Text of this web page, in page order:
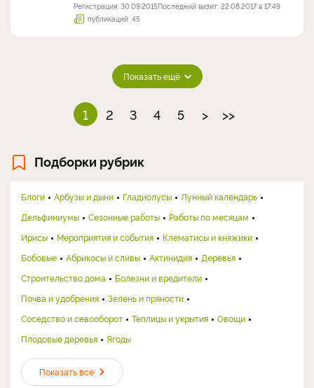
Регистрация: 30.09.2015Последний визит: 22.08.2017 в 17:49
публикаций: 45
Показать ещё
1 2 3 4 5 > >>
Подборки рубрик
Блоги Арбузы и дыни Гладиолусы
Лунный календарь
Дельфиниумы
Сезонные работы
Работы по месяцам
Ирисы
Мероприятия и события
Клематисы и княжики
Бобовые
Абрикосы и сливы Актинидия
Деревья
Строительство дома
Болезни и вредители
Почва и удобрения
Зелень и пряности
Соседство и севооборот
Теплицы и укрытия
Овощи
Плодовые деревья
Ягоды
Показать все